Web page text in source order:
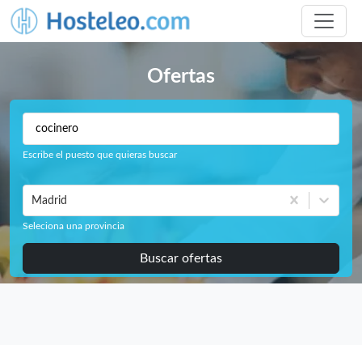
Ofertas
Escribe el puesto que quieras buscar
Madrid
Seleciona una provincia
Buscar ofertas